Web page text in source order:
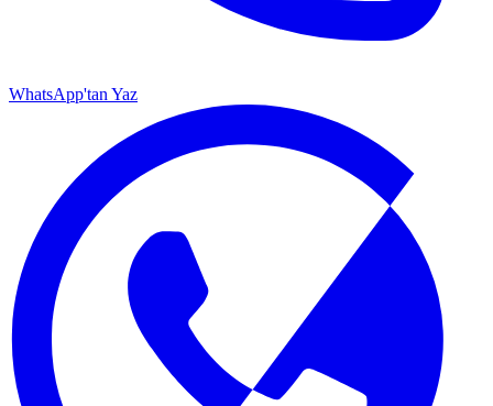
WhatsApp'tan Yaz